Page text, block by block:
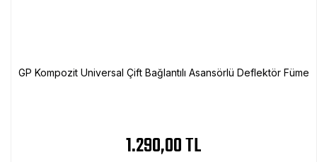
GP Kompozit Universal Çift Bağlantılı Asansörlü Deflektör Füme
1.290,00 TL